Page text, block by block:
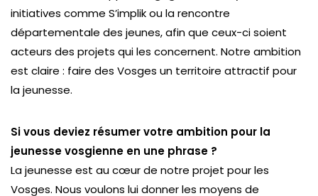
initiatives comme S’implik ou la rencontre
départementale des jeunes, afin que ceux-ci soient
acteurs des projets qui les concernent. Notre ambition
est claire : faire des Vosges un territoire attractif pour
la jeunesse.
Si vous deviez résumer votre ambition pour la
jeunesse vosgienne en une phrase ?
La jeunesse est au cœur de notre projet pour les
Vosges. Nous voulons lui donner les moyens de